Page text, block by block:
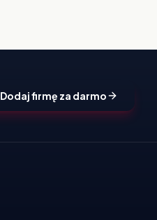
Dodaj firmę za darmo